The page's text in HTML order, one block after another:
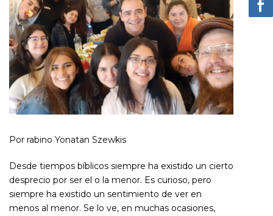
Por rabino Yonatan Szewkis
Desde tiempos bíblicos siempre ha existido un cierto
desprecio por ser el o la menor. Es curioso, pero
siempre ha existido un sentimiento de ver en
menos al menor. Se lo ve, en muchas ocasiones,